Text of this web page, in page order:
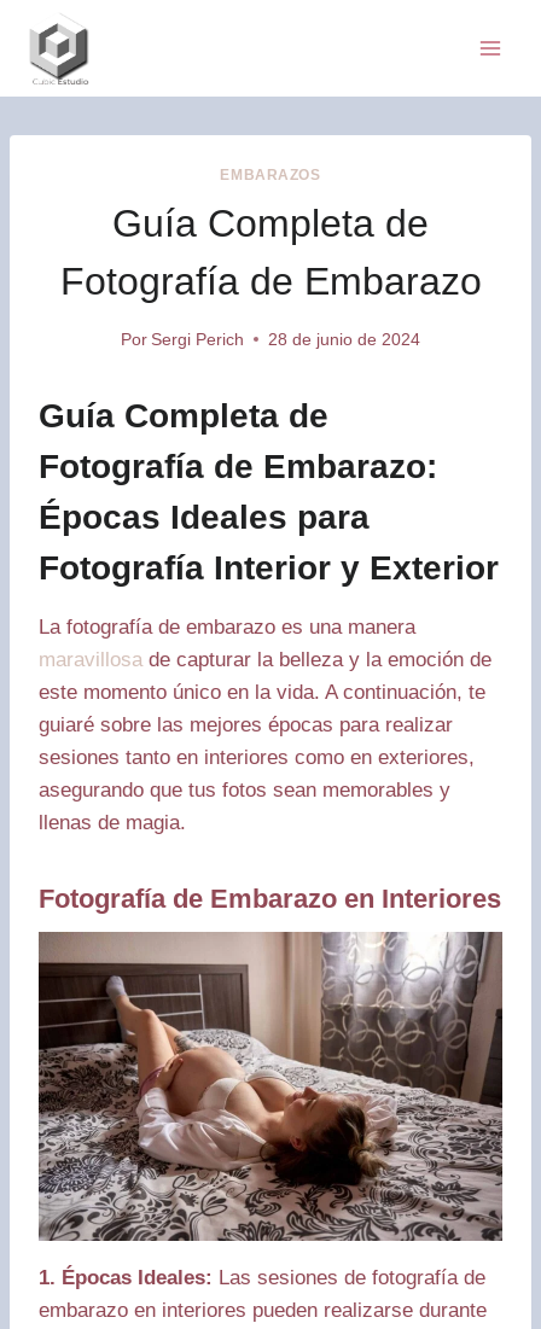
contenido
EMBARAZOS
Guía Completa de
Fotografía de Embarazo
Por Sergi Perich 28 de junio de 2024
Guía Completa de
Fotografía de Embarazo:
Épocas Ideales para
Fotografía Interior y Exterior
La fotografía de embarazo es una manera
maravillosa de capturar la belleza y la emoción de
este momento único en la vida. A continuación, te
guiaré sobre las mejores épocas para realizar
sesiones tanto en interiores como en exteriores,
asegurando que tus fotos sean memorables y
llenas de magia.
Fotografía de Embarazo en Interiores
1. Épocas Ideales: Las sesiones de fotografía de
embarazo en interiores pueden realizarse durante